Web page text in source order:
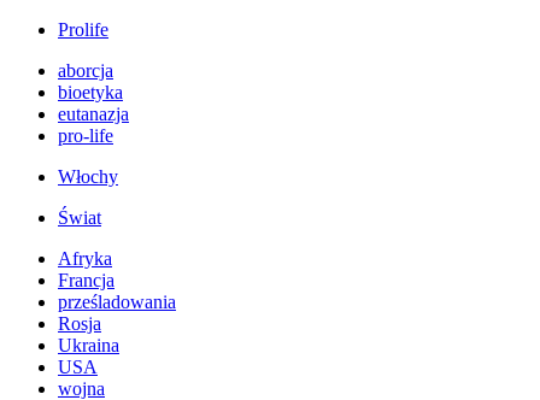
Prolife
aborcja
bioetyka
eutanazja
pro-life
Włochy
Świat
Afryka
Francja
prześladowania
Rosja
Ukraina
USA
wojna